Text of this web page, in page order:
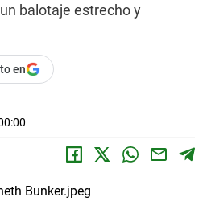
balotaje estrecho y
en